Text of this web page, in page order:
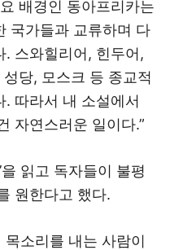
배경인 동아프리카는
국가들과 교류하며 다
. 스와힐리어, 힌두어,
당, 모스크 등 종교적
. 따라서 내 소설에서
자연스러운 일이다.”
읽고 독자들이 불평
원한다고 했다.
소리를 내는 사람이